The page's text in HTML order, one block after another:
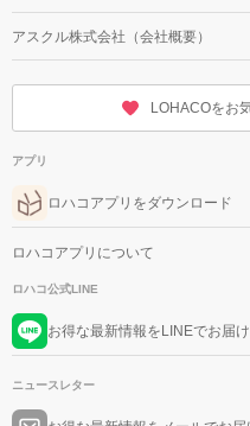
アスクル株式会社（会社概要）
LOHACOをお
アプリ
ロハコアプリをダウンロード
ロハコアプリについて
ロハコ公式LINE
お得な最新情報をLINEでお届
ニュースレター